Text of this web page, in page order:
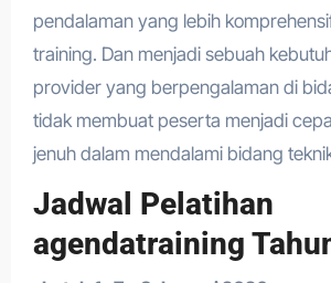
pendalaman yang lebih
training. Dan menjadi sebuah
provider yang berpengalaman di
tidak membuat peserta menjadi
jenuh dalam mendalami bidang
Jadwal Pelatihan
agendatraining